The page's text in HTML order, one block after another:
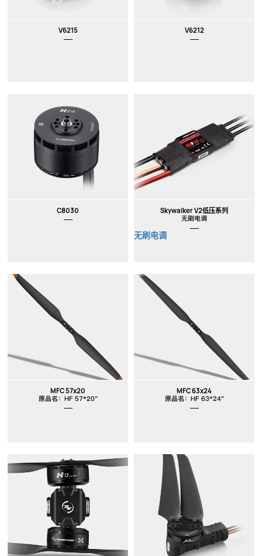
V6215 V6212
C8030 Skywalker V2低压系列
无刷电调
无刷电调
MFC 57x20
原品名：HF 57*20"
MFC 63x24
原品名：HF 63*24"